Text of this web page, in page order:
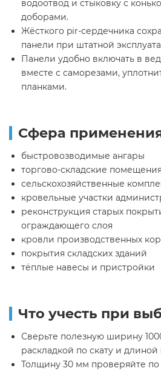
водоотвод и стыковку с
доборами.
Жёсткого pir-сердечника
панели при штатной
Панели удобно включать в
вместе с саморезами,
планками.
Сфера
быстровозводимые ангары
торгово-складские помещения
сельскохозяйственные
кровельные участки
реконструкция старых
ограждающего слоя
кровли производственных
покрытия складских зданий
тёплые навесы и пристройки
Что учесть при
Сверьте полезную ширину
раскладкой по скату и длиной
Толщину 30 мм проверяйте по